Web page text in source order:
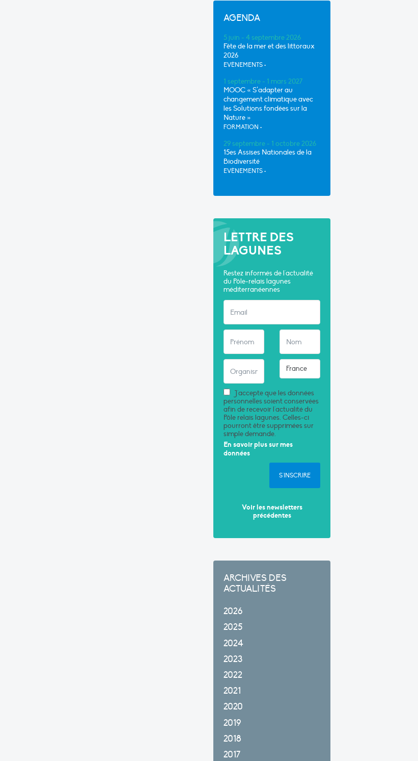
AGENDA
5 juin - 4 septembre 2026
Fête de la mer et des littoraux
2026
EVÈNEMENTS •
1 septembre - 1 mars 2027
MOOC « S’adapter au
changement climatique avec
les Solutions fondées sur la
Nature »
FORMATION •
29 septembre - 1 octobre 2026
15es Assises Nationales de la
Biodiversité
EVÈNEMENTS •
LETTRE DES
LAGUNES
Restez informés de l'actualité
du Pôle-relais lagunes
méditerranéennes
J'accepte que les données
personnelles soient conservées
afin de recevoir l'actualité du
Pôle relais lagunes. Celles-ci
pourront être supprimées sur
simple demande.
En savoir plus sur mes
données
S'INSCRIRE
Voir les newsletters
précédentes
ARCHIVES DES
ACTUALITÉS
2026
2025
2024
2023
2022
2021
2020
2019
2018
2017